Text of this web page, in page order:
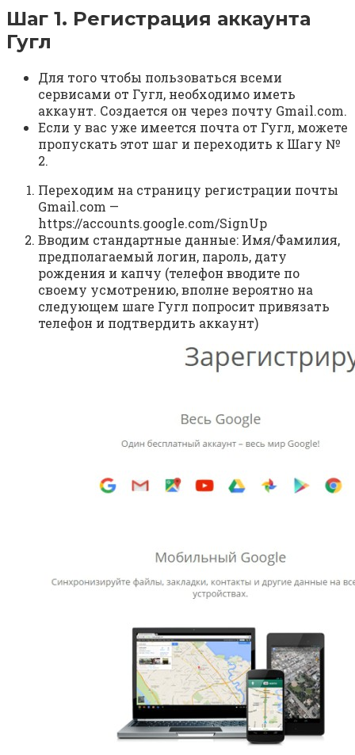
Шаг 1. Регистрация аккаунта
Гугл
Для того чтобы пользоваться всеми
сервисами от Гугл, необходимо иметь
аккаунт. Создается он через почту Gmail.com.
Если у вас уже имеется почта от Гугл, можете
пропускать этот шаг и переходить к Шагу №
2.
Переходим на страницу регистрации почты
Gmail.com —
https://accounts.google.com/SignUp
Вводим стандартные данные: Имя/Фамилия,
предполагаемый логин, пароль, дату
рождения и капчу (телефон вводите по
своему усмотрению, вполне вероятно на
следующем шаге Гугл попросит привязать
телефон и подтвердить аккаунт)